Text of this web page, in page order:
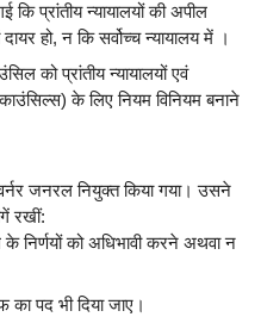
कि प्रांतीय न्यायालयों की अपील
हो, न कि सर्वोच्च न्यायालय में ।
को प्रांतीय न्यायालयों एवं
के लिए नियम विनियम बनाने
जनरल नियुक्त किया गया। उसने
रखीं:
निर्णयों को अधिभावी करने अथवा न
पद भी दिया जाए।